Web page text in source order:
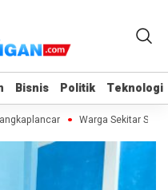
Bisnis Politik Teknologi
Bisnis Politik Teknologi
Warga Sekitar